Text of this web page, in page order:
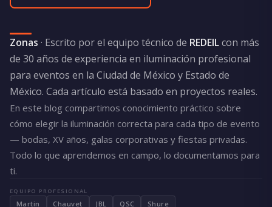
Zonas · Escrito por el equipo técnico de REDEILcon más
de 30 años de experiencia en iluminación profesional
para eventos en la Ciudad de México y Estado de
México. Cada artículo está basado en proyectos reales.
En este blog compartimos conocimiento práctico sobre
cómo elegir la iluminación correcta para cada tipo de evento
— bodas, XV años, galas corporativas y fiestas privadas.
Todo lo que aprendemos en campo, lo documentamos para
ti.
EQUIPO PROFESIONAL
Martin Chauvet JBL QSC Shure